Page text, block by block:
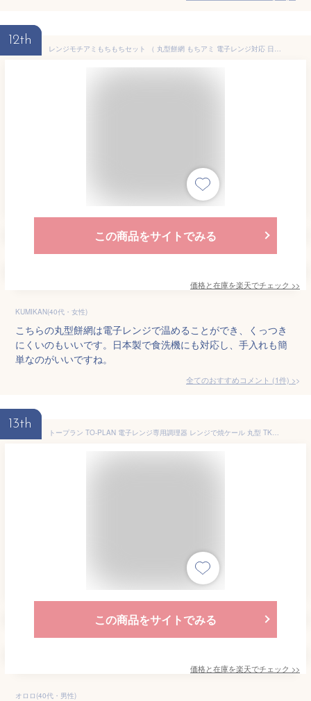
12th
レンジモチアミもちもちセット （ 丸型餅網 もちアミ 電子レンジ対応 日本製 食洗機対応 餅網 レンジ 簡単 便利 もち 調理 電子レンジ おもち 餅 お餅 網 くっつきにくい レンジ調理 料理 便利グッズ プラスチック製 ） 【3980円以上送料無料】
この商品をサイトでみる
価格と在庫を楽天でチェック >>
KUMIKAN(40代・女性)
こちらの丸型餅網は電子レンジで温めることができ、くっつき
にくいのもいいです。日本製で食洗機にも対応し、手入れも簡
単なのがいいですね。
全てのおすすめコメント (1件) >
13th
トープラン TO-PLAN 電子レンジ専用調理器 レンジで焼ケール 丸型 TKSM-32 中国製 レンジ 火を使わない 簡単 安全 食洗機対応 焼き魚 お肉 お餅
この商品をサイトでみる
価格と在庫を楽天でチェック >>
オロロ(40代・男性)